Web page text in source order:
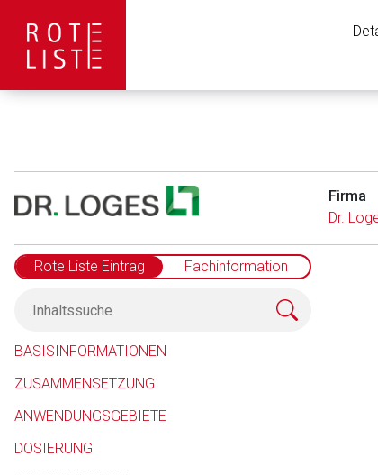
Firma
Dr.
Rote Liste Eintrag Fachinformation
BASISINFORMATIONEN
ZUSAMMENSETZUNG
ANWENDUNGSGEBIETE
DOSIERUNG
Aufruf einer
Der von Ihnen